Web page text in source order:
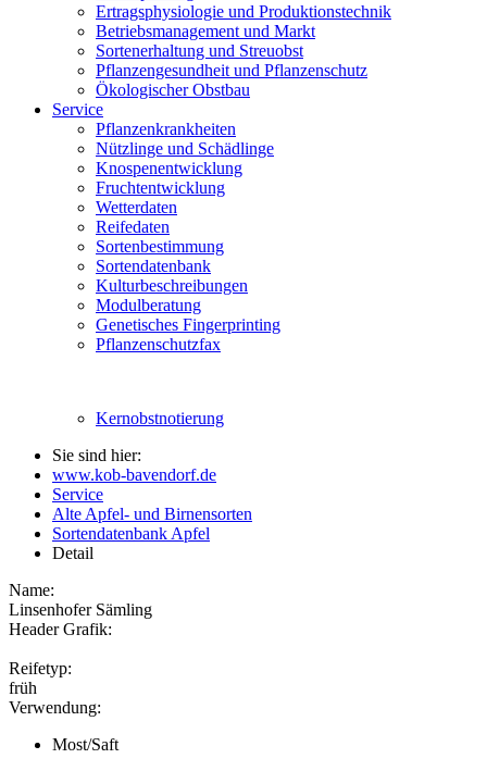
Ertragsphysiologie und Produktionstechnik
Betriebsmanagement und Markt
Sortenerhaltung und Streuobst
Pflanzengesundheit und Pflanzenschutz
Ökologischer Obstbau
Service
Pflanzenkrankheiten
Nützlinge und Schädlinge
Knospenentwicklung
Fruchtentwicklung
Wetterdaten
Reifedaten
Sortenbestimmung
Sortendatenbank
Kulturbeschreibungen
Modulberatung
Genetisches Fingerprinting
Pflanzenschutzfax
Kernobstnotierung
Sie sind hier:
www.kob-bavendorf.de
Service
Alte Apfel- und Birnensorten
Sortendatenbank Apfel
Detail
Name:
Linsenhofer Sämling
Header Grafik:
Reifetyp:
früh
Verwendung:
Most/Saft